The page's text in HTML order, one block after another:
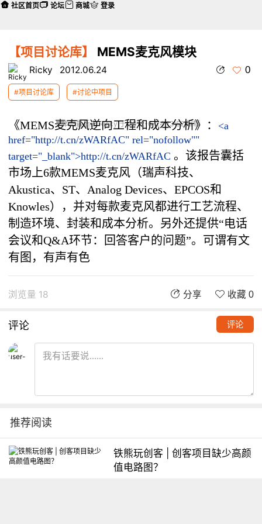
【项目讨论库】 MEMS麦克风模块
Ricky 2012.06.24 0
#项目讨论库 #讨论中项目
本帖最后由 Ricky 于 2012-6-24 13:52 编辑
《MEMS麦克风逆向工程和成本分析》： <a
href="http://t.cn/zWARfAC" rel="nofollow""
target="_blank">http://t.cn/zWARfAC 。该报告囊括
市场上6款MEMS麦克风（瑞声科技、
Akustica、ST、Analog Devices、EPCOS和
Knowles），并对每款麦克风都进行工艺流程、
制造环境、封装和成本分析。另外还提供“电话
会议和Q&A环节：回答客户的问题”。可谓有文
有图，有声有色
浏览量 18 分享 收藏 0
评论 评论
推荐阅读
铁熊玩创客 | 创客项目缺少高颜
值电路图？
社区首页 论坛 商城 登录